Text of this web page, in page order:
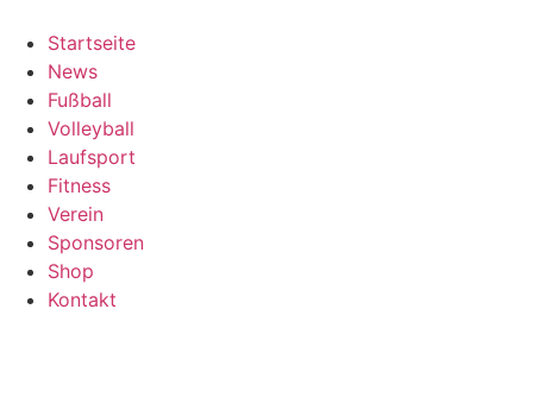
Inhalt
springen
Startseite
News
Fußball
Volleyball
Laufsport
Fitness
Verein
Sponsoren
Shop
Kontakt